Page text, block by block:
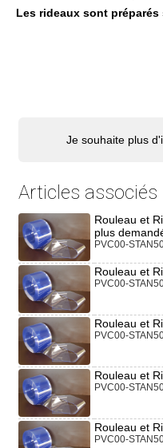
Les rideaux sont
Je souhaite plus
Articles associés
Rouleau et
plus
PVC00-
Rouleau et
PVC00-
Rouleau et
PVC00-
Rouleau et
PVC00-
Rouleau et
PVC00-